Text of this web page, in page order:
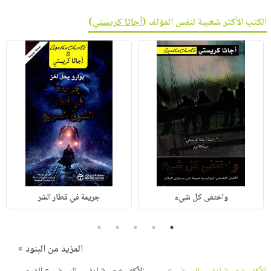
الكتب الأكثر شعبية لنفس المؤلف (أجاثا كريستي)
واختفى كل شيء جريمة في قطار الشر
1
2
3
4
5
المزيد من البنود »